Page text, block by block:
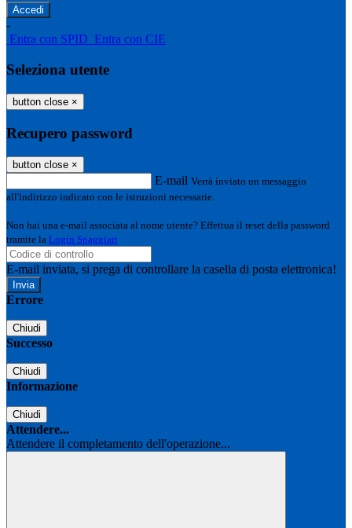
-
Entra con SPID Entra con CIE
Seleziona utente
button close ×
Recupero password
button close ×
E-mail Verrà inviato un messaggio
all'indirizzo indicato con le istruzioni necessarie.
Non hai una e-mail associata al nome utente? Effettua il reset della password
tramite la Login Spaggiari
E-mail inviata, si prega di controllare la casella di posta elettronica!
Errore
Chiudi
Successo
Chiudi
Informazione
Chiudi
Attendere...
Attendere il completamento dell'operazione...